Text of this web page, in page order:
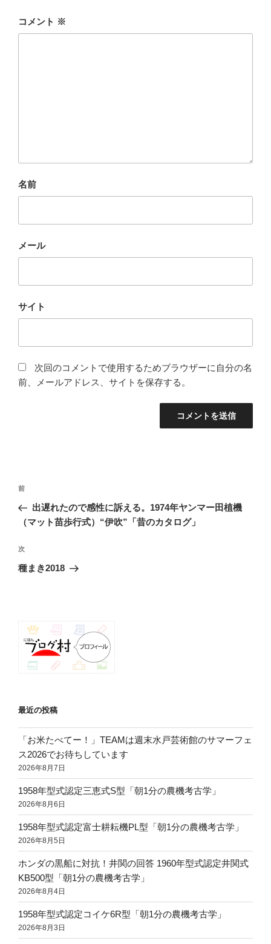
コメント ※
名前
メール
サイト
次回のコメントで使用するためブラウザーに自分の名
前、メールアドレス、サイトを保存する。
投
ナ
ゲ
ー
ン
前
の
投
前
出遅れたので感性に訴える。1974年ヤンマー田植機
（マット苗歩行式）“伊吹”「昔のカタログ」
次
の
次
種まき2018
最近の投稿
「お米たべてー！」TEAMは週末水戸芸術館のサマーフェ
ス2026でお待ちしています
2026年8月7日
1958年型式認定三恵式S型「朝1分の農機考古学」
2026年8月6日
1958年型式認定富士耕耘機PL型「朝1分の農機考古学」
2026年8月5日
ホンダの黒船に対抗！井関の回答 1960年型式認定井関式
KB500型「朝1分の農機考古学」
2026年8月4日
1958年型式認定コイケ6R型「朝1分の農機考古学」
2026年8月3日